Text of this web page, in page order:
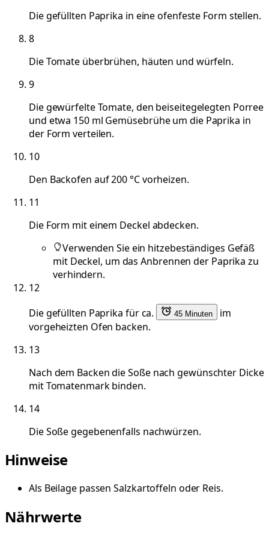
Die gefüllten Paprika in eine ofenfeste Form stellen.
8
Die Tomate überbrühen, häuten und würfeln.
9
Die gewürfelte Tomate, den beiseitegelegten Porree
und etwa 150 ml Gemüsebrühe um die Paprika in
der Form verteilen.
10
Den Backofen auf 200 °C vorheizen.
11
Die Form mit einem Deckel abdecken.
Verwenden Sie ein hitzebeständiges Gefäß
mit Deckel, um das Anbrennen der Paprika zu
verhindern.
12
Die gefüllten Paprika für ca.
45 Minuten
im
vorgeheizten Ofen backen.
13
Nach dem Backen die Soße nach gewünschter Dicke
mit Tomatenmark binden.
14
Die Soße gegebenenfalls nachwürzen.
Hinweise
Als Beilage passen Salzkartoffeln oder Reis.
Nährwerte